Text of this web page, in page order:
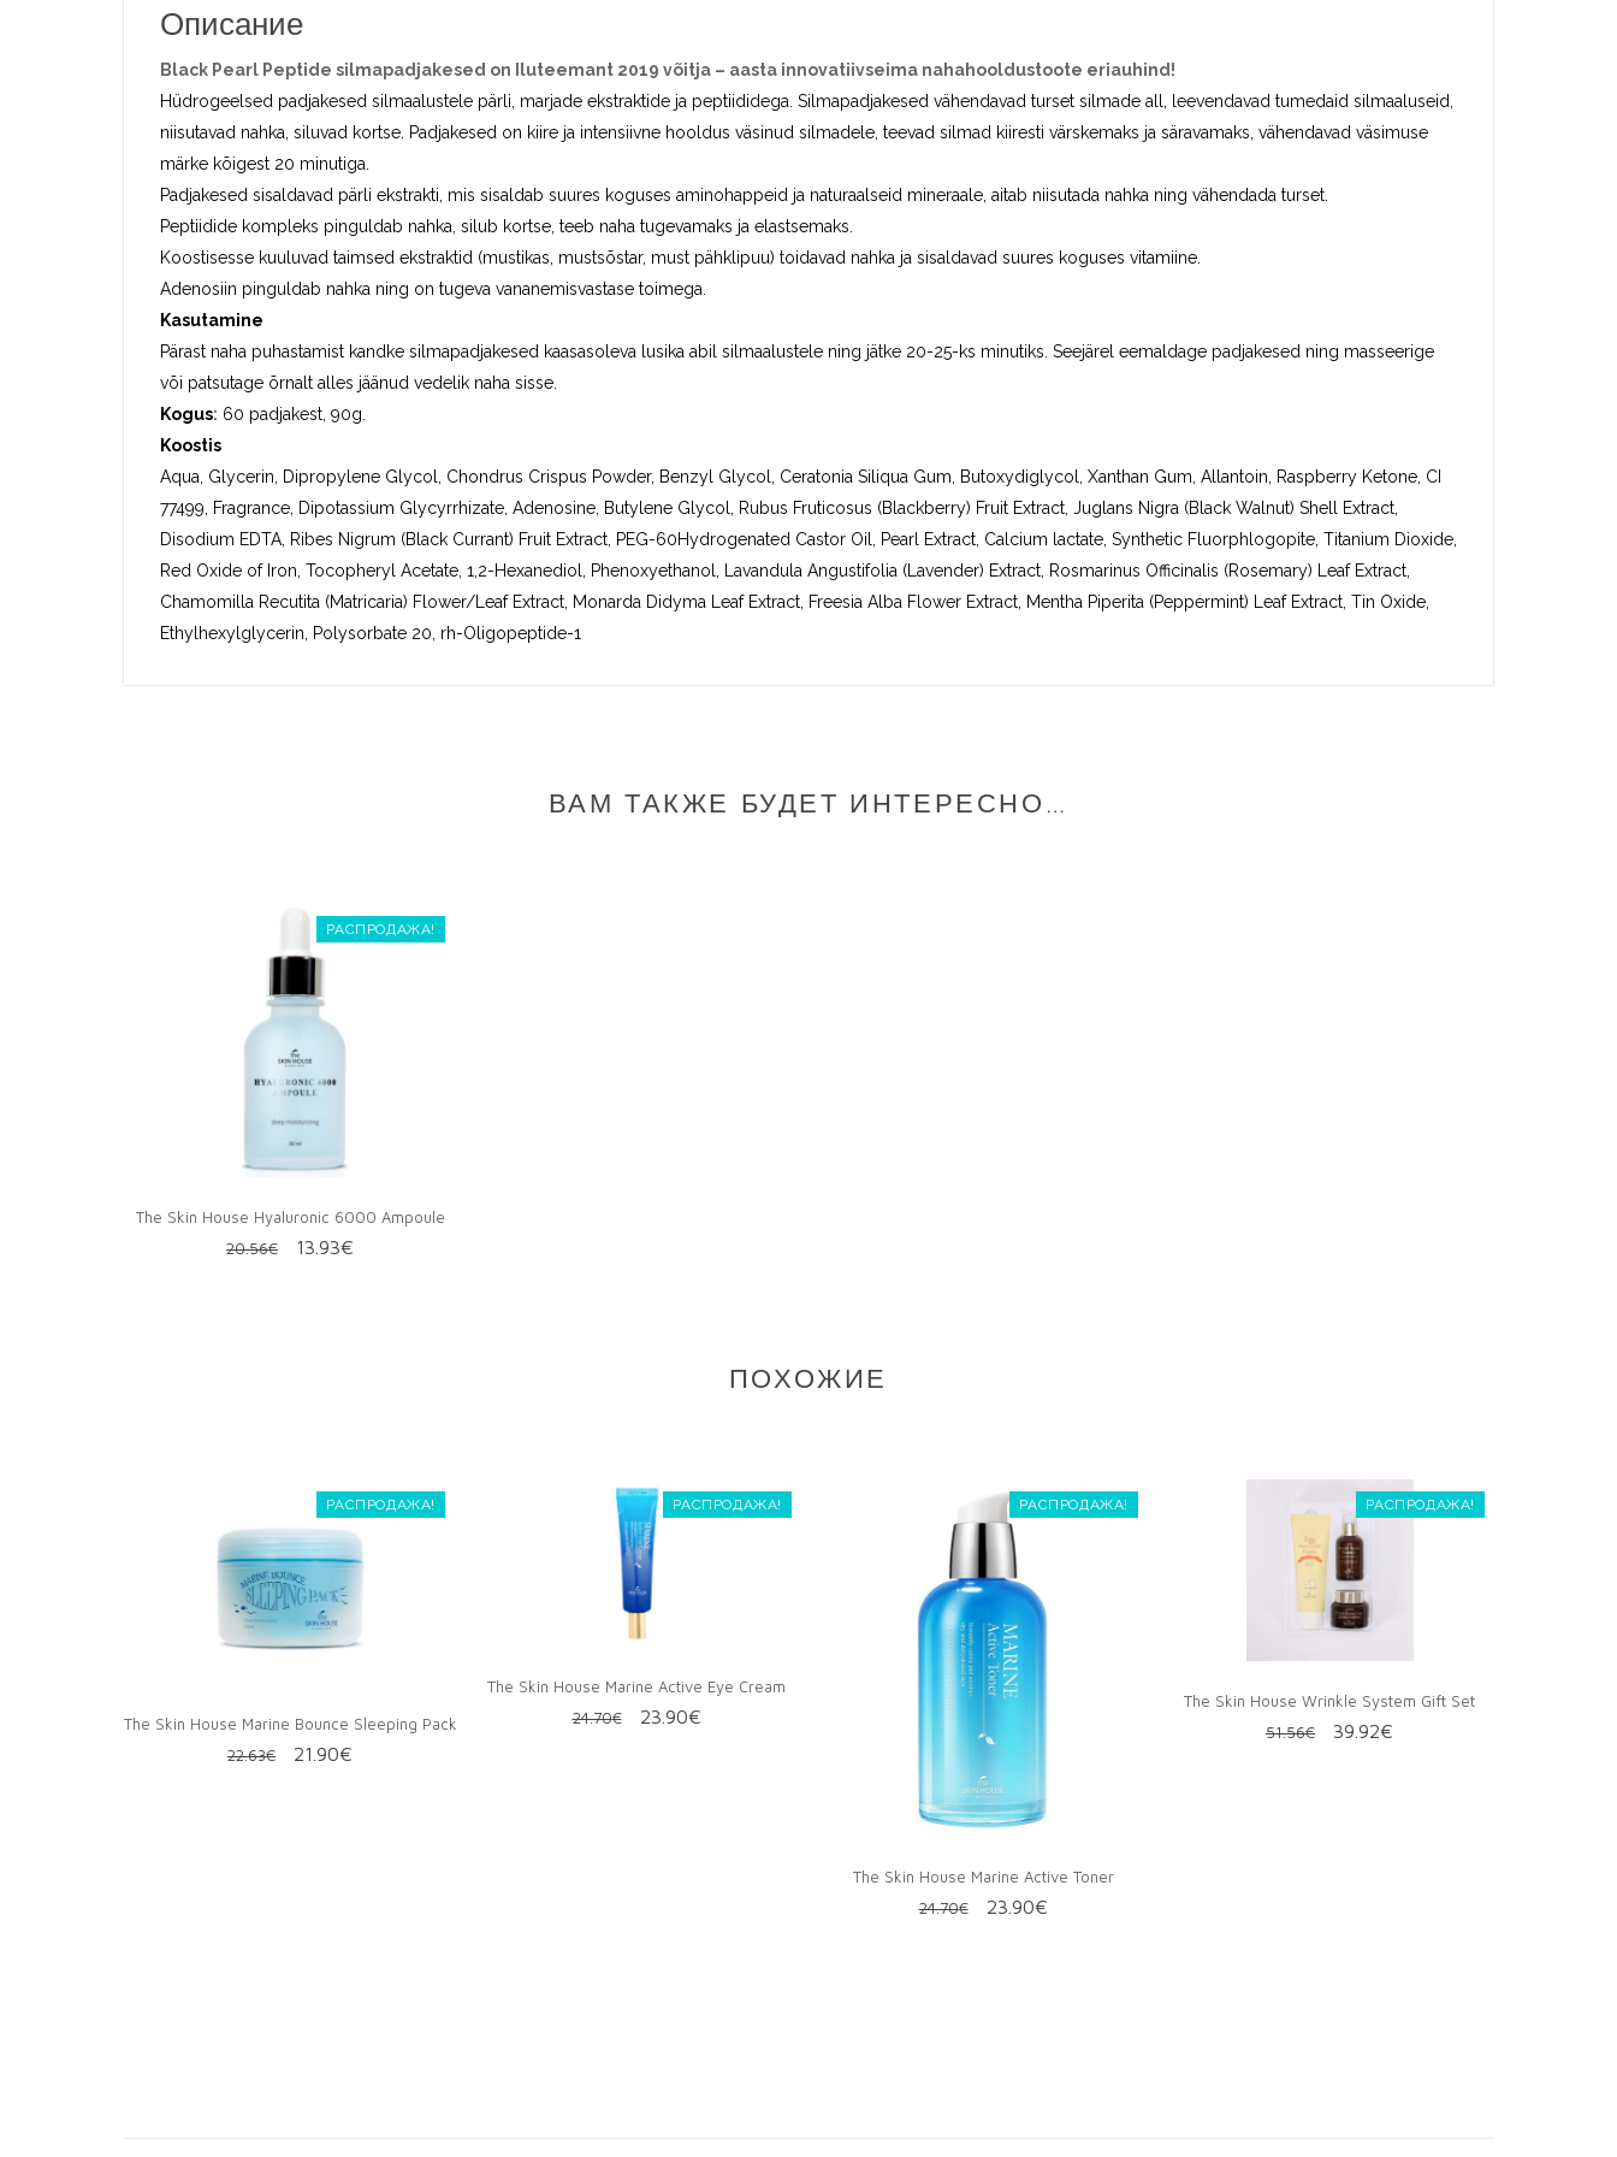
Описание
Black Pearl Peptide silmapadjakesed on Iluteemant 2019 võitja – aasta innovatiivseima nahahooldustoote eriauhind!
Hüdrogeelsed padjakesed silmaalustele pärli, marjade ekstraktide ja peptiididega. Silmapadjakesed vähendavad turset silmade all, leevendavad tumedaid silmaaluseid,
niisutavad nahka, siluvad kortse. Padjakesed on kiire ja intensiivne hooldus väsinud silmadele, teevad silmad kiiresti värskemaks ja säravamaks, vähendavad väsimuse
märke kõigest 20 minutiga.
Padjakesed sisaldavad pärli ekstrakti, mis sisaldab suures koguses aminohappeid ja naturaalseid mineraale, aitab niisutada nahka ning vähendada turset.
Peptiidide kompleks pinguldab nahka, silub kortse, teeb naha tugevamaks ja elastsemaks.
Koostisesse kuuluvad taimsed ekstraktid (mustikas, mustsõstar, must pähklipuu) toidavad nahka ja sisaldavad suures koguses vitamiine.
Adenosiin pinguldab nahka ning on tugeva vananemisvastase toimega.
Kasutamine
Pärast naha puhastamist kandke silmapadjakesed kaasasoleva lusika abil silmaalustele ning jätke 20-25-ks minutiks. Seejärel eemaldage padjakesed ning masseerige
või patsutage õrnalt alles jäänud vedelik naha sisse.
Kogus: 60 padjakest, 90g.
Koostis
Aqua, Glycerin, Dipropylene Glycol, Chondrus Crispus Powder, Benzyl Glycol, Ceratonia Siliqua Gum, Butoxydiglycol, Xanthan Gum, Allantoin, Raspberry Ketone, CI
77499, Fragrance, Dipotassium Glycyrrhizate, Adenosine, Butylene Glycol, Rubus Fruticosus (Blackberry) Fruit Extract, Juglans Nigra (Black Walnut) Shell Extract,
Disodium EDTA, Ribes Nigrum (Black Currant) Fruit Extract, PEG-60Hydrogenated Castor Oil, Pearl Extract, Calcium lactate, Synthetic Fluorphlogopite, Titanium Dioxide,
Red Oxide of Iron, Tocopheryl Acetate, 1,2-Hexanediol, Phenoxyethanol, Lavandula Angustifolia (Lavender) Extract, Rosmarinus Officinalis (Rosemary) Leaf Extract,
Chamomilla Recutita (Matricaria) Flower/Leaf Extract, Monarda Didyma Leaf Extract, Freesia Alba Flower Extract, Mentha Piperita (Peppermint) Leaf Extract, Tin Oxide,
Ethylhexylglycerin, Polysorbate 20, rh-Oligopeptide-1
ВАМ ТАКЖЕ БУДЕТ ИНТЕРЕСНО…
РАСПРОДАЖА!
The Skin House Hyaluronic 6000 Ampoule
20.56€
Первоначальная
13.93€
ПОХОЖИЕ
РАСПРОДАЖА!
The Skin House Marine Bounce Sleeping Pack
22.63€
Первоначальная
21.90€
РАСПРОДАЖА!
The Skin House Marine Active Eye Cream
24.70€
Первоначальная
23.90€Текущая
РАСПРОДАЖА!
The Skin House Marine Active Toner
24.70€
Первоначальная
23.90€Текущая
РАСПРОДАЖА!
The Skin House Wrinkle System Gift Set
51.56€
Первоначальная
39.92€